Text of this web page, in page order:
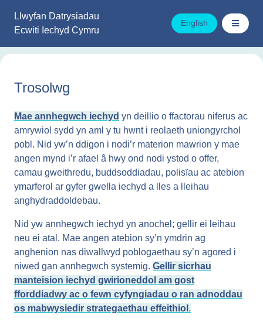
cynnwys
Llwyfan Datrysiadau
Ecwiti Iechyd Cymru
English
Trosolwg
Mae annhegwch iechyd yn deillio o ffactorau niferus ac
amrywiol sydd yn aml y tu hwnt i reolaeth uniongyrchol
pobl. Nid yw’n ddigon i nodi’r materion mawrion y mae
angen mynd i’r afael â hwy ond nodi ystod o offer,
camau gweithredu, buddsoddiadau, polisïau ac atebion
ymarferol ar gyfer gwella iechyd a lles a lleihau
anghydraddoldebau.
Nid yw annhegwch iechyd yn anochel; gellir ei leihau
neu ei atal. Mae angen atebion sy’n ymdrin ag
anghenion nas diwallwyd poblogaethau sy’n agored i
niwed gan annhegwch systemig. Gellir sicrhau
manteision iechyd gwirioneddol am gost
fforddiadwy ac o fewn cyfyngiadau o ran adnoddau
os mabwysiedir strategaethau effeithiol .